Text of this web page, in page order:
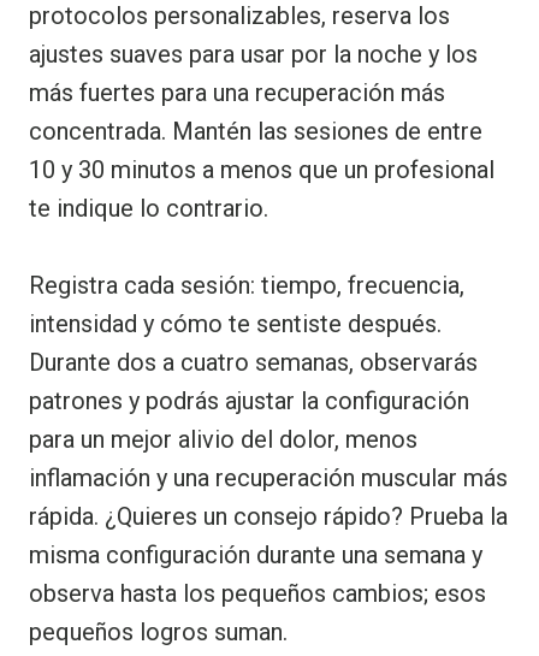
protocolos personalizables, reserva los
ajustes suaves para usar por la noche y los
más fuertes para una recuperación más
concentrada. Mantén las sesiones de entre
10 y 30 minutos a menos que un profesional
te indique lo contrario.
Registra cada sesión: tiempo, frecuencia,
intensidad y cómo te sentiste después.
Durante dos a cuatro semanas, observarás
patrones y podrás ajustar la configuración
para un mejor alivio del dolor, menos
inflamación y una recuperación muscular más
rápida. ¿Quieres un consejo rápido? Prueba la
misma configuración durante una semana y
observa hasta los pequeños cambios; esos
pequeños logros suman.